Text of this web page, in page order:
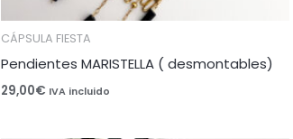
CÁPSULA FIESTA
Pendientes MARISTELLA ( desmontables)
29,00€ IVA incluido